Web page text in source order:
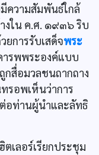
ความสัมพันธ์ใกล้
งใน ค.ศ. ๑๙๓๖ ริบ
ยการรับเสด็จพระ
ารพพระองค์แบบ
กสื่อมวลชนถากถาง
รอพเห็นว่าการ
อท่านผู้นำและลัทธิ
เลอร์เรียกประชุม